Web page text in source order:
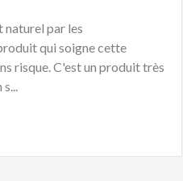
par les
qui soigne cette
risque. C'est un produit très